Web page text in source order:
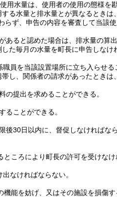
用水量は、使用者の使用の態様を
る水量と排水量とが異なるとき
らず、申告の内容を審査して当該
ると認めた場合は、排水量の算
た毎月の水量を町長に申告しなけ
員を当該設置場所に立ち入らせる
し、関係者の請求があったときは
提出を求めることができる。
ることができる。
30日以内に、督促しなければなら
ころにより町長の許可を受けなけ
なければならない。
能を妨げ、又はその施設を損傷